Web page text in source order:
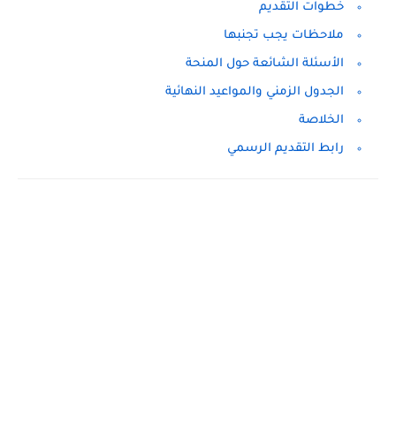
خطوات التقديم
ملاحظات يجب تجنبها
الأسئلة الشائعة حول المنحة
الجدول الزمني والمواعيد النهائية
الخلاصة
رابط التقديم الرسمي